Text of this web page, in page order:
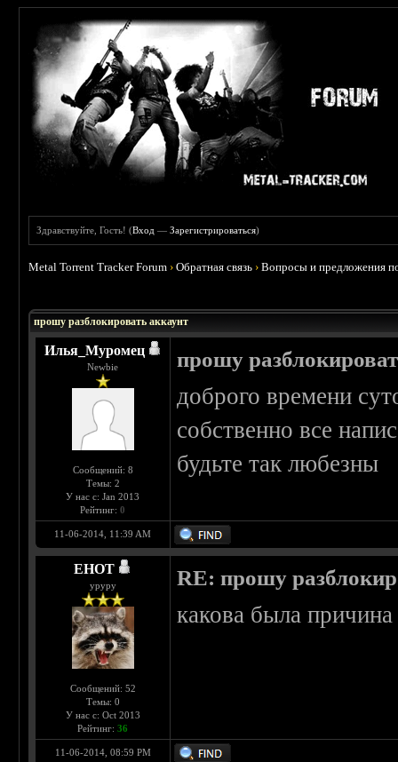
Здравствуйте, Гость! (Вход —Зарегистрироваться)
Metal Torrent Tracker Forum ›Обратная связь ›Вопросы и предложения
прошу разблокировать аккаунт
Илья_Муромец
Newbie
Сообщений: 8
Темы: 2
У нас с: Jan 2013
Рейтинг:0
прошу
доброго времени
собственно все
будьте так любезны
11-06-2014, 11:39 AM
EHOT
уруру
Сообщений: 52
Темы: 0
У нас с: Oct 2013
Рейтинг:36
RE: прошу
какова была
11-06-2014, 08:59 PM